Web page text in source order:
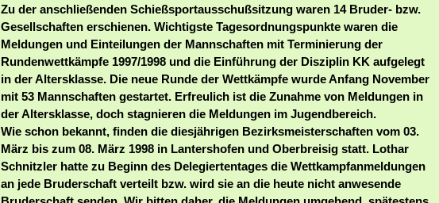
Zu der anschließenden Schießsportausschußsitzung waren 14 Bruder- bzw.
Gesellschaften erschienen. Wichtigste Tagesordnungspunkte waren die
Meldungen und Einteilungen der Mannschaften mit Terminierung der
Rundenwettkämpfe 1997/1998 und die Einführung der Disziplin KK aufgelegt
in der Altersklasse. Die neue Runde der Wettkämpfe wurde Anfang November
mit 53 Mannschaften gestartet. Erfreulich ist die Zunahme von Meldungen in
der Altersklasse, doch stagnieren die Meldungen im Jugendbereich.
Wie schon bekannt, finden die diesjährigen Bezirksmeisterschaften vom 03.
März bis zum 08. März 1998 in Lantershofen und Oberbreisig statt. Lothar
Schnitzler hatte zu Beginn des Delegiertentages die Wettkampfanmeldungen
an jede Bruderschaft verteilt bzw. wird sie an die heute nicht anwesende